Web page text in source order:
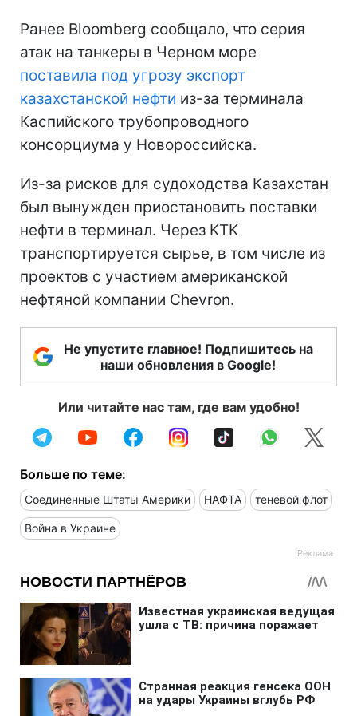
Ранее Bloomberg сообщало, что серия
атак на танкеры в Черном море
поставила под угрозу экспорт
казахстанской нефти из-за терминала
Каспийского трубопроводного
консорциума у Новороссийска.
Из-за рисков для судоходства Казахстан
был вынужден приостановить поставки
нефти в терминал. Через КТК
транспортируется сырье, в том числе из
проектов с участием американской
нефтяной компании Chevron.
Не упустите главное! Подпишитесь на
наши обновления в Google!
Или читайте нас там, где вам удобно!
Больше по теме:
Соединенные Штаты Америки НАФТА теневой флот
Война в Украине